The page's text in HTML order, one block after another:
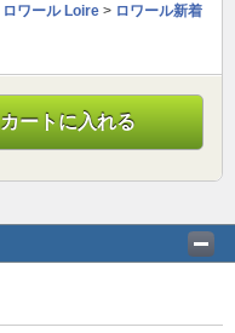
ロワール Loire > ロワール新着
カートに入れる